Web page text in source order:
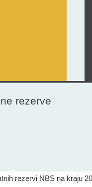
rezervi NBS na kraju